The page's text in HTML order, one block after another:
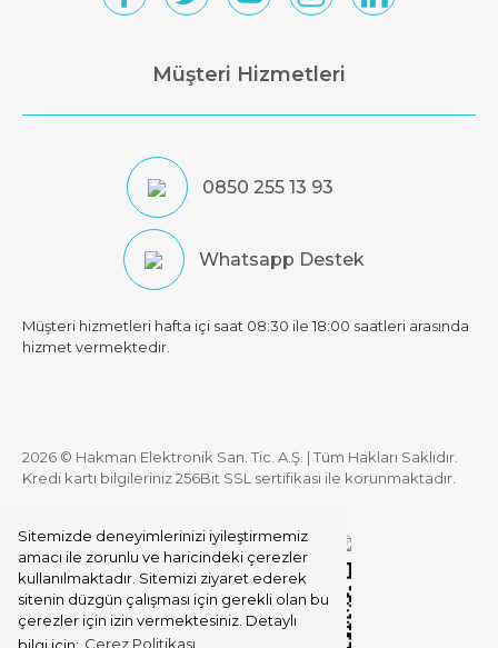
Sitemizde deneyimlerinizi iyileştirmemiz
amacı ile zorunlu ve haricindeki çerezler
kullanılmaktadır. Sitemizi ziyaret ederek
sitenin düzgün çalışması için gerekli olan bu
çerezler için izin vermektesiniz. Detaylı
bilgi için: Çerez Politikası
Müşteri Hizmetleri
0850 255 13 93
Whatsapp Destek
Müşteri hizmetleri hafta içi saat 08:30 ile 18:00 saatleri arasında
hizmet vermektedir.
2026 © Hakman Elektronik San. Tic. A.Ş. | Tüm Hakları Saklıdır.
Kredi kartı bilgileriniz 256Bit SSL sertifikası ile korunmaktadır.